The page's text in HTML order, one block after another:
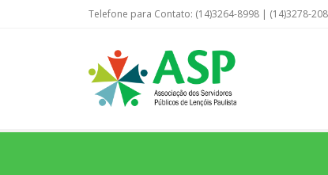
Telefone para Contato: (14)3264-8998 | (14)3278-